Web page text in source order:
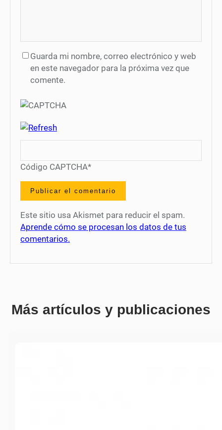
Guarda mi nombre, correo electrónico y web
en este navegador para la próxima vez que
comente.
Código CAPTCHA*
Este sitio usa Akismet para reducir el spam.
Aprende cómo se procesan los datos de tus
comentarios.
Más artículos y publicaciones